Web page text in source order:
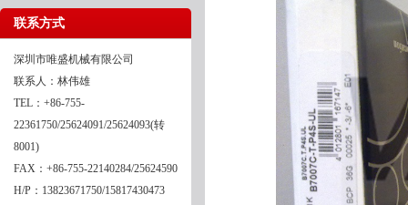
联系方式
深圳市唯盛机械有限公司
联系人：林伟雄
TEL：+86-755-
22361750/25624091/25624093(转
8001)
FAX：+86-755-22140284/25624590
H/P：13823671750/15817430473